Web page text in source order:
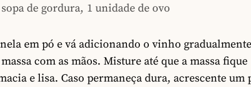
de gordura, 1 unidade de ovo
em pó e vá adicionando o vinho
com as mãos. Misture até que a massa fique
e lisa. Caso permaneça dura, acrescente um